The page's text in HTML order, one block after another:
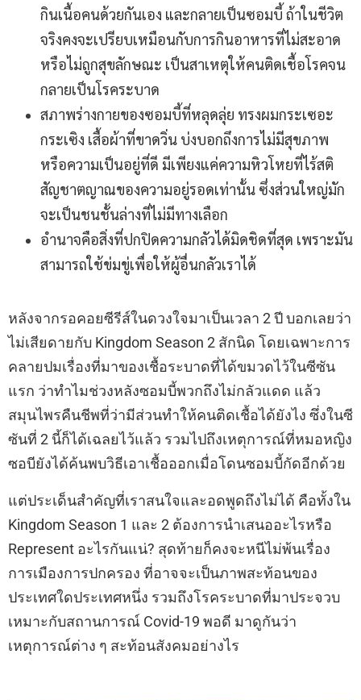
กินเนื้อคนด้วยกันเอง และกลายเป็นซอมบี้ ถ้าในชีวิต
จริงคงจะเปรียบเหมือนกับการกินอาหารที่ไม่สะอาด
หรือไม่ถูกสุขลักษณะ เป็นสาเหตุให้คนติดเชื้อโรคจน
กลายเป็นโรคระบาด
สภาพร่างกายของซอมบี้ที่หลุดลุ่ย ทรงผมกระเซอะ
กระเซิง เสื้อผ้าที่ขาดวิ่น บ่งบอกถึงการไม่มีสุขภาพ
หรือความเป็นอยู่ที่ดี มีเพียงแค่ความหิวโหยที่ไร้สติ
สัญชาตญาณของความอยู่รอดเท่านั้น ซึ่งส่วนใหญ่มัก
จะเป็นชนชั้นล่างที่ไม่มีทางเลือก
อำนาจคือสิ่งที่ปกปิดความกลัวได้มิดชิดที่สุด เพราะมัน
สามารถใช้ข่มขู่เพื่อให้ผู้อื่นกลัวเราได้
หลังจากรอคอยซีรีส์ในดวงใจมาเป็นเวลา 2 ปี บอกเลยว่า
ไม่เสียดายกับ Kingdom Season 2 สักนิด โดยเฉพาะการ
คลายปมเรื่องที่มาของเชื้อระบาดที่ได้ขมวดไว้ในซีซัน
แรก ว่าทำไมช่วงหลังซอมบี้พวกถึงไม่กลัวแดด แล้ว
สมุนไพรคืนชีพที่ว่ามีส่วนทำให้คนติดเชื้อได้ยังไง ซึ่งในซี
ซันที่ 2 นี้ก็ได้เฉลยไว้แล้ว รวมไปถึงเหตุการณ์ที่หมอหญิง
ซอบียังได้ค้นพบวิธีเอาเชื้อออกเมื่อโดนซอมบี้กัดอีกด้วย
แต่ประเด็นสำคัญที่เราสนใจและอดพูดถึงไม่ได้ คือทั้งใน
Kingdom Season 1 และ 2 ต้องการนำเสนออะไรหรือ
Represent อะไรกันแน่? สุดท้ายก็คงจะหนีไม่พ้นเรื่อง
การเมืองการปกครอง ที่อาจจะเป็นภาพสะท้อนของ
ประเทศใดประเทศหนึ่ง รวมถึงโรคระบาดที่มาประจวบ
เหมาะกับสถานการณ์ Covid-19 พอดี มาดูกันว่า
เหตุการณ์ต่าง ๆ สะท้อนสังคมอย่างไร